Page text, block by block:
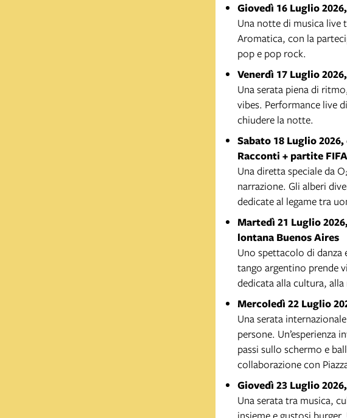
Giovedì 16 Luglio
Una notte di musica live
Aromatica, con la
pop e pop rock.
Venerdì 17 Luglio
Una serata piena di
vibes. Performance live
chiudere la notte.
Sabato 18 Luglio 2026,
Racconti + partite FIFA
Una diretta speciale da
narrazione. Gli alberi
dedicate al legame tra
Martedì 21 Luglio
lontana Buenos Aires
Uno spettacolo di danza
tango argentino prende
dedicata alla cultura,
Mercoledì 22 Luglio
Una serata
persone.
passi sullo schermo e
collaborazione con
Giovedì 23 Luglio
Una serata tra musica,